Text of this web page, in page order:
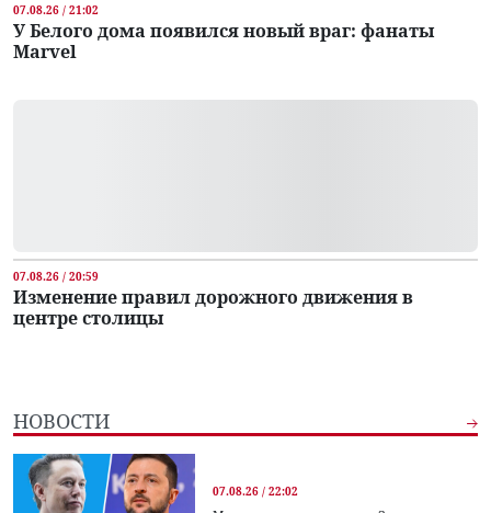
07.08.26 / 21:02
У Белого дома появился новый враг: фанаты
Marvel
07.08.26 / 20:59
Изменение правил дорожного движения в
центре столицы
НОВОСТИ
07.08.26 / 22:02